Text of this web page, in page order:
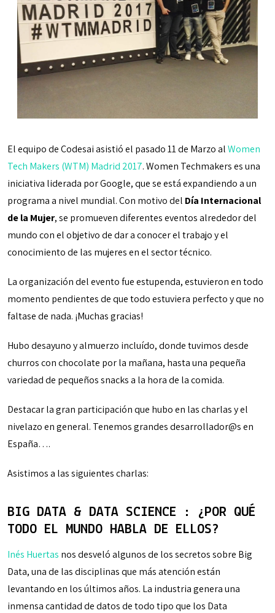
El equipo de Codesai asistió el pasado 11 de Marzo alWomen
Tech Makers (WTM) Madrid 2017. Women Techmakers es una
iniciativa liderada por Google, que se está expandiendo a un
programa a nivel mundial. Con motivo del Día Internacional
de la Mujer, se promueven diferentes eventos alrededor del
mundo con el objetivo de dar a conocer el trabajo y el
conocimiento de las mujeres en el sector técnico.
La organización del evento fue estupenda, estuvieron en todo
momento pendientes de que todo estuviera perfecto y que no
faltase de nada. ¡Muchas gracias!
Hubo desayuno y almuerzo incluído, donde tuvimos desde
churros con chocolate por la mañana, hasta una pequeña
variedad de pequeños snacks a la hora de la comida.
Destacar la gran participación que hubo en las charlas y el
nivelazo en general. Tenemos grandes desarrollador@s en
España….
Asistimos a las siguientes charlas:
BIG DATA & DATA SCIENCE : ¿POR QUÉ
TODO EL MUNDO HABLA DE ELLOS?
Inés Huertas nos desveló algunos de los secretos sobre Big
Data, una de las disciplinas que más atención están
levantando en los últimos años. La industria genera una
inmensa cantidad de datos de todo tipo que los Data